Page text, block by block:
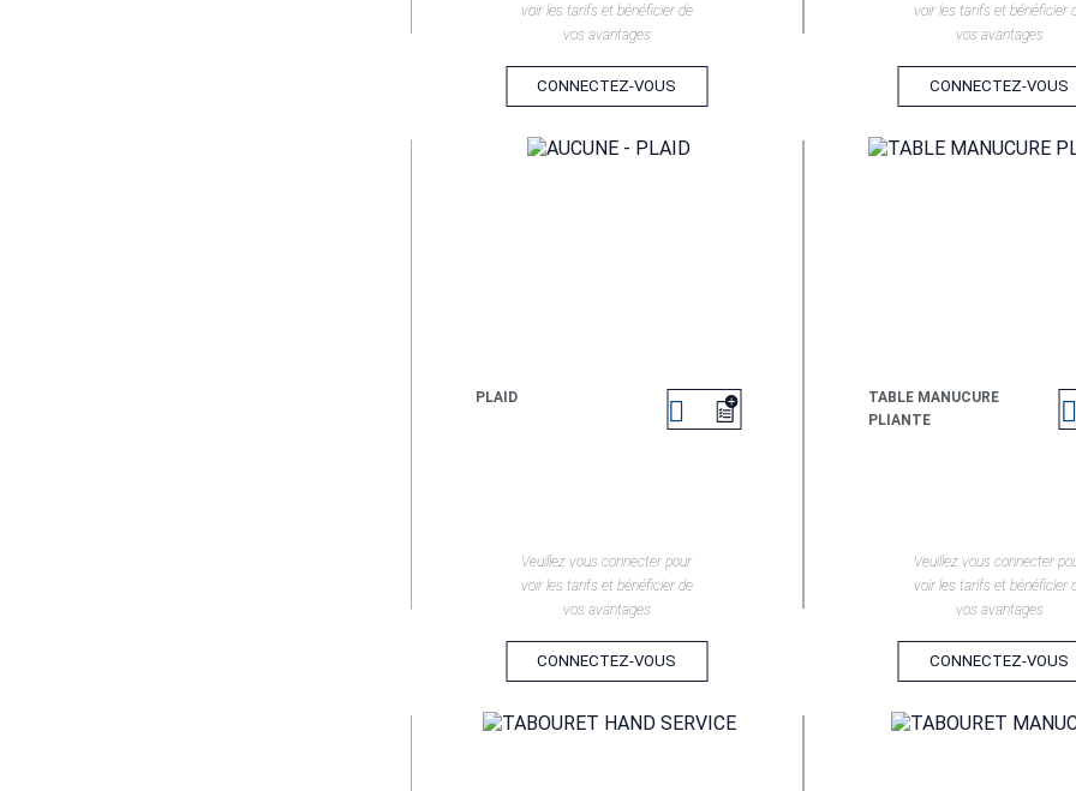
voir les tarifs et bénéficier de
vos avantages
CONNECTEZ-VOUS
voir les tarifs et bénéficier
vos avantages
CONNECTEZ-VOUS
PLAID 
Veuillez vous connecter pour
voir les tarifs et bénéficier de
vos avantages
CONNECTEZ-VOUS
EN SAVOIR +
TABLE MANUCURE
PLIANTE

Veuillez vous connecter
voir les tarifs et bénéficier
vos avantages
CONNECTEZ-VOUS
EN SAVOIR +